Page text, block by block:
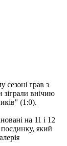
сезоні грав з
зіграли внічию
(1:0).
на 11 і 12
який